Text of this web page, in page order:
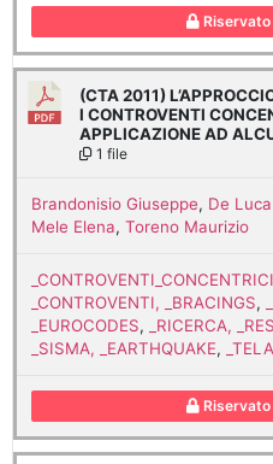
Riservato
(CTA 2011)
I CONTROVENTI
APPLICAZIONE AD
1 file
Brandonisio Giuseppe, De
Mele Elena, Toreno Maurizio
_CONTROVENTI_CONCENTRICI
_CONTROVENTI, _BRACINGS,
_EUROCODES, _RICERCA,
_SISMA, _EARTHQUAKE,
Riservato